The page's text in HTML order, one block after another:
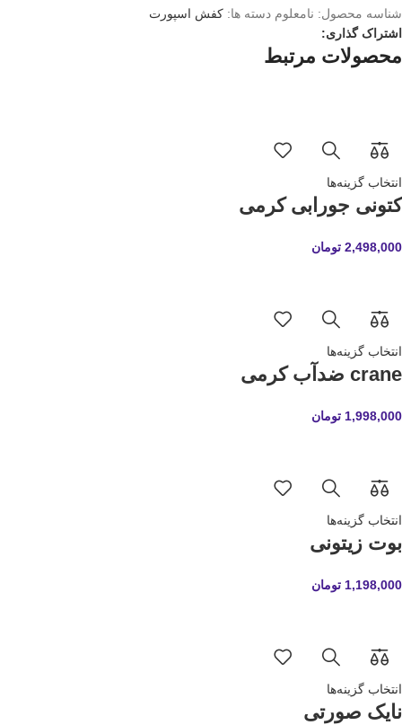
شناسه محصول: نامعلوم دسته ها: کفش اسپورت
اشتراک گذاری:
محصولات مرتبط
انتخاب گزینه‌ها
کتونی جورابی کرمی
2,498,000 تومان
انتخاب گزینه‌ها
crane ضدآب کرمی
1,998,000 تومان
انتخاب گزینه‌ها
بوت زیتونی
1,198,000 تومان
انتخاب گزینه‌ها
نایک صورتی